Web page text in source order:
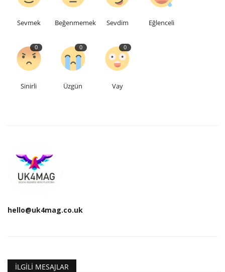
Sevmek Beğenmemek Sevdim Eğlenceli
0
Sinirli
0
Üzgün
0
Vay
hello@uk4mag.co.uk
İLGILI MESAJLAR